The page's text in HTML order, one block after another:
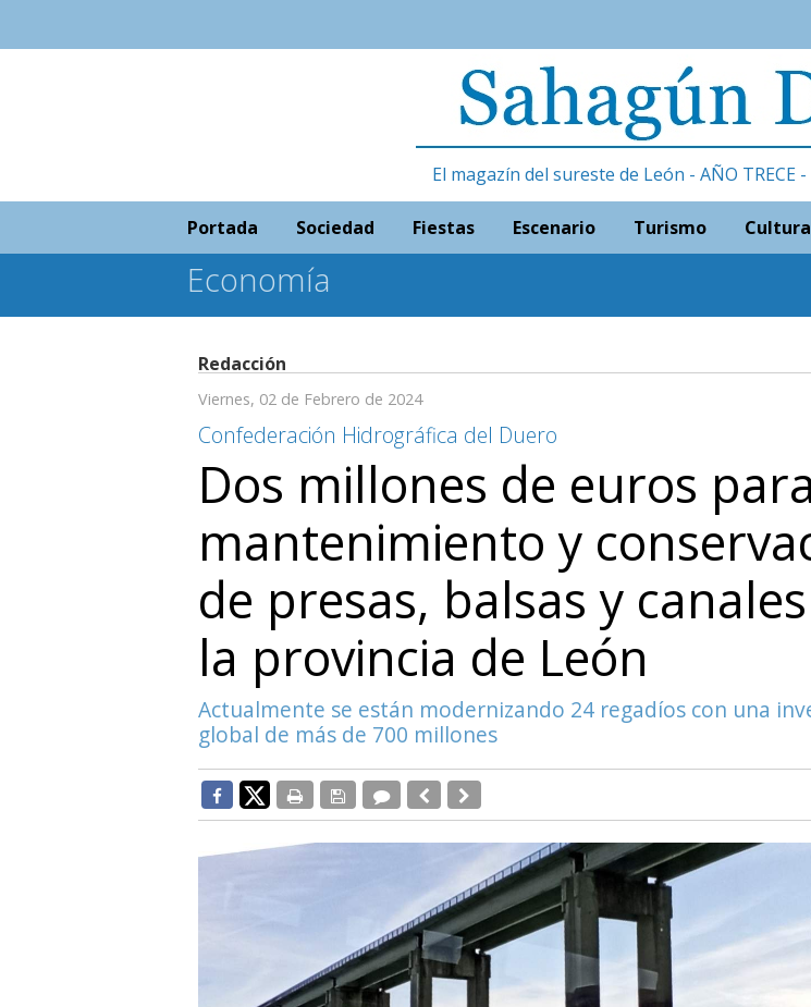
El magazín del sureste de León - AÑO TRECE -
Portada Sociedad Fiestas Escenario Turismo
Economía
Redacción
Viernes, 02 de Febrero de 2024
Confederación Hidrográfica del Duero
Dos millones de euros
mantenimiento y
de presas, balsas y
la provincia de León
Actualmente se están modernizando 24 regadíos con una
global de más de 700 millones